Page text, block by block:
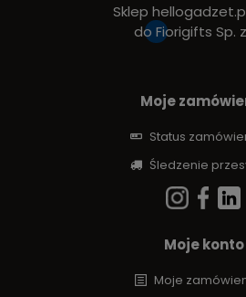
Sklep
do Fiorigifts Sp.
Moje
Status
Śledzenie
Moje konto
Moje